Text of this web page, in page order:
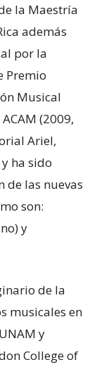
la Maestría
además
por la
Premio
Musical
(2009,
Ariel,
ha sido
de las nuevas
son:
y
de la
musicales en
y
College of